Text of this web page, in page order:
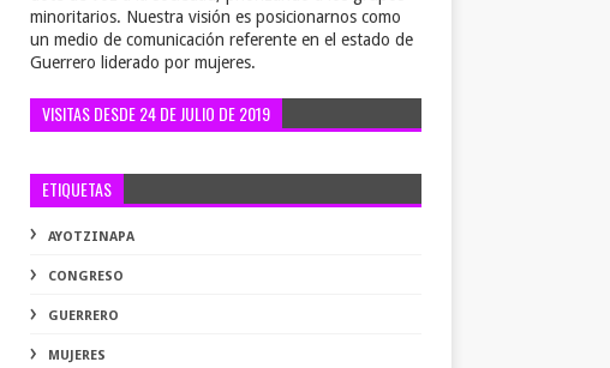
minoritarios. Nuestra visión es posicionarnos como
un medio de comunicación referente en el estado de
Guerrero liderado por mujeres.
VISITAS DESDE 24 DE JULIO DE 2019
ETIQUETAS
AYOTZINAPA
CONGRESO
GUERRERO
MUJERES